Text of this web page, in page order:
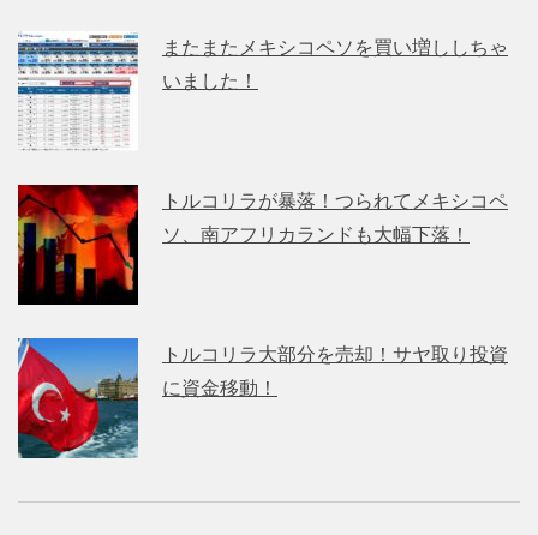
またまたメキシコペソを買い増ししちゃ
いました！
トルコリラが暴落！つられてメキシコペ
ソ、南アフリカランドも大幅下落！
トルコリラ大部分を売却！サヤ取り投資
に資金移動！